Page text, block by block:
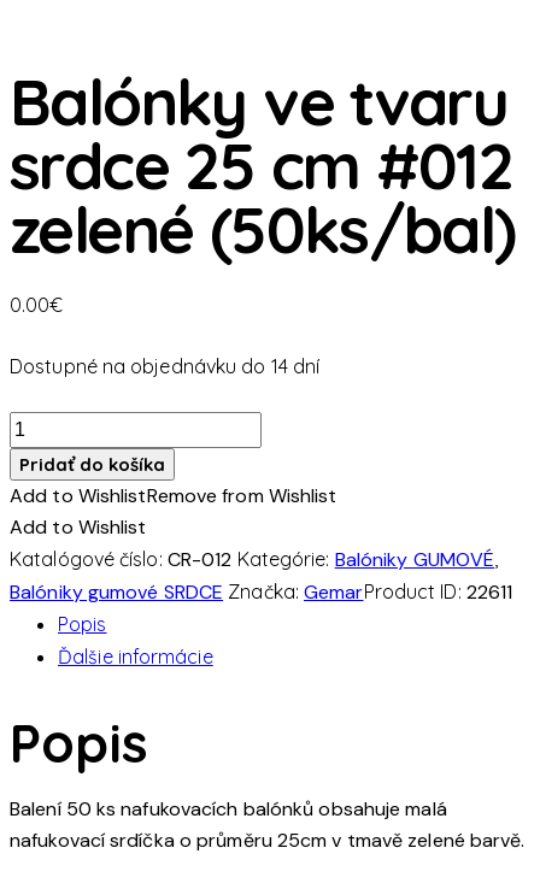
Balónky ve tvaru
srdce 25 cm #012
zelené (50ks/bal)
0.00€
Dostupné na objednávku do 14 dní
množstvo
Balónky
ve
tvaru
srdce
25
Pridať do košíka
Add to WishlistRemove from Wishlist
Add to Wishlist
Katalógové číslo: CR-012 Kategórie: Balóniky GUMOVÉ,
Balóniky gumové SRDCE Značka:GemarProduct ID: 22611
Popis
Ďalšie informácie
Popis
Balení 50 ks nafukovacích balónků obsahuje malá
nafukovací srdíčka o průměru 25cm v tmavě zelené barvě.